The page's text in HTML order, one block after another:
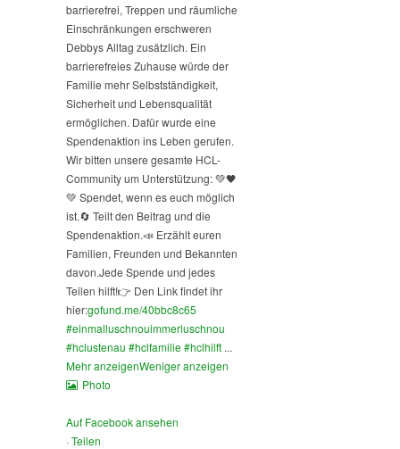
barrierefrei, Treppen und räumliche
Einschränkungen erschweren
Debbys Alltag zusätzlich. Ein
barrierefreies Zuhause würde der
Familie mehr Selbstständigkeit,
Sicherheit und Lebensqualität
ermöglichen. Dafür wurde eine
Spendenaktion ins Leben gerufen.
Wir bitten unsere gesamte HCL-
Community um Unterstützung: 💚🖤
💚 Spendet, wenn es euch möglich
ist.🔄 Teilt den Beitrag und die
Spendenaktion.📣 Erzählt euren
Familien, Freunden und Bekannten
davon.Jede Spende und jedes
Teilen hilft!👉 Den Link findet ihr
hier:gofund.me/40bbc8c65
#einmalluschnouimmerluschnou
#hclustenau #hclfamilie#hclhilft ...
Mehr anzeigenWeniger anzeigen
Photo
Auf Facebook ansehen
·Teilen